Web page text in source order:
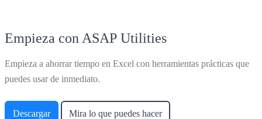
Empieza con ASAP Utilities
Empieza a ahorrar tiempo en Excel con herramientas prácticas que
puedes usar de inmediato.
Descargar Mira lo que puedes hacer